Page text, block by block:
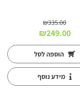
₪335.00
המחיר
המקורי
היה:
₪335.00.
₪249.00
הנוכחי
הוא:
₪249.00.
הוספה לסל
מידע נוסף